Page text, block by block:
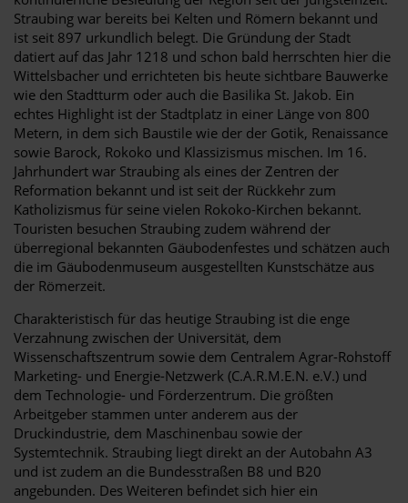
Straubing war bereits bei Kelten und Römern bekannt und
ist seit 897 urkundlich belegt. Die Gründung der Stadt
datiert auf das Jahr 1218 und schon bald herrschten hier die
Wittelsbacher und errichteten bis heute sichtbare Bauwerke
wie den Stadtturm oder auch die Basilika St. Jakob. Ein
echtes Highlight ist der Stadtplatz in einer Länge von 800
Metern, in dem sich Baustile wie der der Gotik, Renaissance
sowie Barock, Rokoko und Klassizismus mischen. Im 16.
Jahrhundert war Straubing als eines der Zentren der
Reformation bekannt und ist seit der Rückkehr zum
Katholizismus für seine vielen Rokoko-Kirchen bekannt.
Touristen besuchen Straubing zudem während der
überregional bekannten Gäubodenfestes und schätzen auch
die im Gäubodenmuseum ausgestellten Kunstschätze aus
der Römerzeit.
Charakteristisch für das heutige Straubing ist die enge
Verzahnung zwischen der Universität, dem
Wissenschaftszentrum sowie dem Centralem Agrar-Rohstoff
Marketing- und Energie-Netzwerk (C.A.R.M.E.N. e.V.) und
dem Technologie- und Förderzentrum. Die größten
Arbeitgeber stammen unter anderem aus der
Druckindustrie, dem Maschinenbau sowie der
Systemtechnik. Straubing liegt direkt an der Autobahn A3
und ist zudem an die Bundesstraßen B8 und B20
angebunden. Des Weiteren befindet sich hier ein